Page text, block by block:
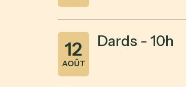
12
AOÛT
Dards - 10h